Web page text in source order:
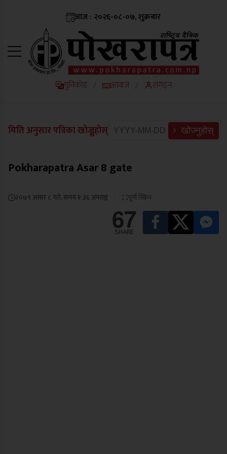
आज : २०२६-०८-०७, शुक्रबार
युनिकोड / आवाज / लगइन
मिति अनुसार पत्रिका खोज्नुहोस् खोज्नुहोस्
Pokharapatra Asar 8 gate
२०७९ असार ८ गते, समय १:३६ अपराह्न पूर्ण स्क्रिन
67
SHARE